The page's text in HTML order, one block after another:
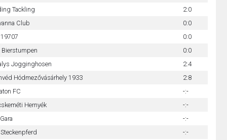
Tackling
2:0
Club
0:0
0:0
Bierstumpen
0:0
Jogginghosen
2:4
Hódmezővásárhely 1933
2:8
FC
-:-
Hernyék
-:-
-:-
-:-